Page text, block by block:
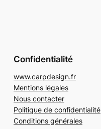
Confidentialité
www.carpdesign.fr
Mentions légales
Nous contacter
Politique de confidentialité
Conditions générales